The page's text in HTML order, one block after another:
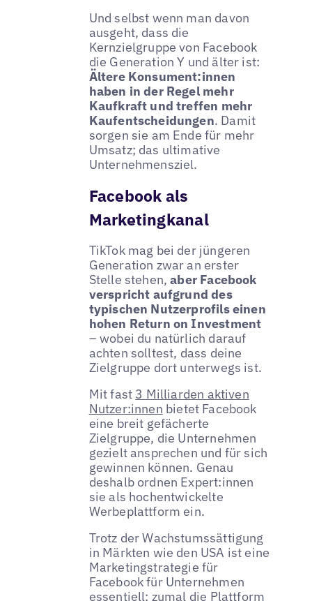
Und selbst wenn man davon
ausgeht, dass die
Kernzielgruppe von Facebook
die Generation Y und älter ist:
Ältere Konsument:innen
haben in der Regel mehr
Kaufkraft und treffen mehr
Kaufentscheidungen. Damit
sorgen sie am Ende für mehr
Umsatz; das ultimative
Unternehmensziel.
Facebook als
Marketingkanal
TikTok mag bei der jüngeren
Generation zwar an erster
Stelle stehen,aber Facebook
verspricht aufgrund des
typischen Nutzerprofils einen
hohen Return on Investment
– wobei du natürlich darauf
achten solltest, dass deine
Zielgruppe dort unterwegs ist.
Mit fast 3 Milliarden aktiven
Nutzer:innen bietet Facebook
eine breit gefächerte
Zielgruppe, die Unternehmen
gezielt ansprechen und für sich
gewinnen können. Genau
deshalb ordnen Expert:innen
sie als hochentwickelte
Werbeplattform ein.
Trotz der Wachstumssättigung
in Märkten wie den USA ist eine
Marketingstrategie für
Facebook für Unternehmen
essentiell; zumal die Plattform